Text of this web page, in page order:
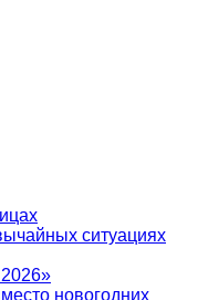
ситуациях
новогодних